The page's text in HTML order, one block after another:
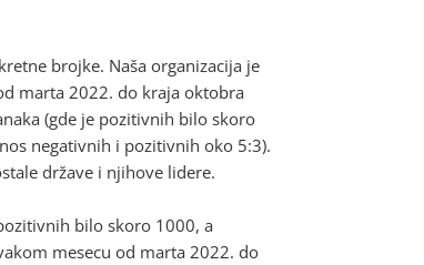
brojke. Naša organizacija je
marta 2022. do kraja oktobra
(gde je pozitivnih bilo skoro
negativnih i pozitivnih oko 5:3).
države i njihove lidere.
bilo skoro 1000, a
mesecu od marta 2022. do